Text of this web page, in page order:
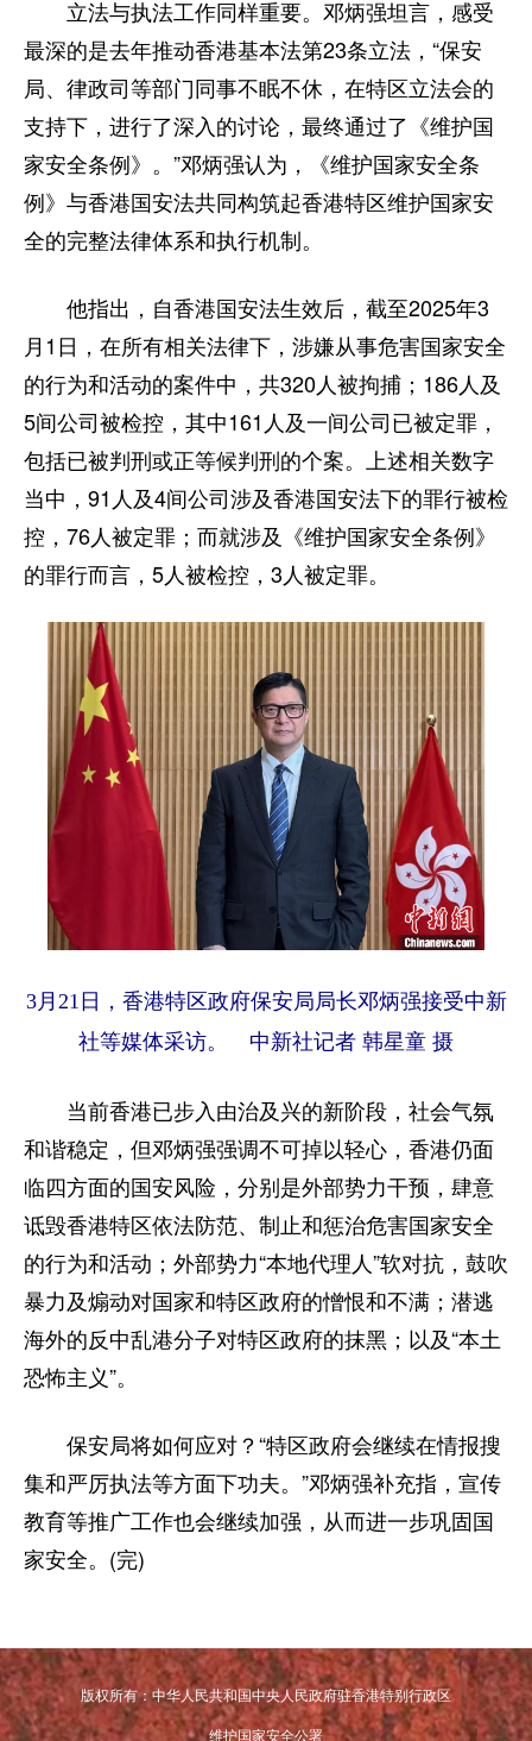
立法与执法工作同样重要。邓炳强坦言，感受
最深的是去年推动香港基本法第23条立法，“保安
局、律政司等部门同事不眠不休，在特区立法会的
支持下，进行了深入的讨论，最终通过了《维护国
家安全条例》。”邓炳强认为，《维护国家安全条
例》与香港国安法共同构筑起香港特区维护国家安
全的完整法律体系和执行机制。
他指出，自香港国安法生效后，截至2025年3
月1日，在所有相关法律下，涉嫌从事危害国家安全
的行为和活动的案件中，共320人被拘捕；186人及
5间公司被检控，其中161人及一间公司已被定罪，
包括已被判刑或正等候判刑的个案。上述相关数字
当中，91人及4间公司涉及香港国安法下的罪行被检
控，76人被定罪；而就涉及《维护国家安全条例》
的罪行而言，5人被检控，3人被定罪。
3月21日，香港特区政府保安局局长邓炳强接受中新
社等媒体采访。 中新社记者 韩星童 摄
当前香港已步入由治及兴的新阶段，社会气氛
和谐稳定，但邓炳强强调不可掉以轻心，香港仍面
临四方面的国安风险，分别是外部势力干预，肆意
诋毁香港特区依法防范、制止和惩治危害国家安全
的行为和活动；外部势力“本地代理人”软对抗，鼓吹
暴力及煽动对国家和特区政府的憎恨和不满；潜逃
海外的反中乱港分子对特区政府的抹黑；以及“本土
恐怖主义”。
保安局将如何应对？“特区政府会继续在情报搜
集和严厉执法等方面下功夫。”邓炳强补充指，宣传
教育等推广工作也会继续加强，从而进一步巩固国
家安全。(完)
版权所有：中华人民共和国中央人民政府驻香港特别行政区
维护国家安全公署